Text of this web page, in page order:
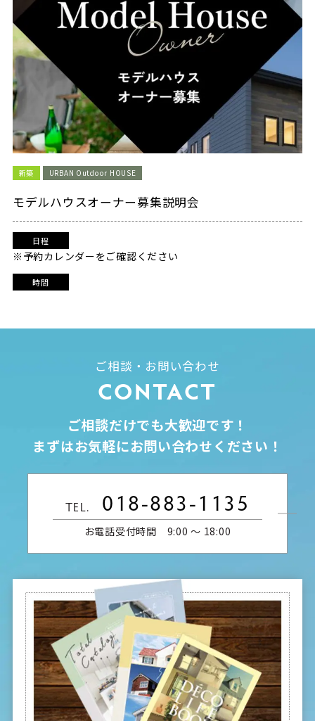
新築 URBAN Outdoor HOUSE
モデルハウスオーナー募集説明会
日程
※予約カレンダーをご確認ください
時間
ご相談・お問い合わせ
CONTACT
ご相談だけでも大歓迎です！
まずはお気軽にお問い合わせください！
TEL. 018-883-1135
お電話受付時間 9:00 〜 18:00